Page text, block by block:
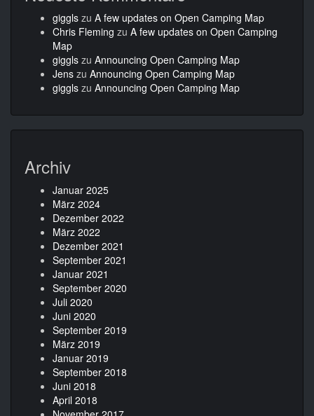
giggls zu A few updates on Open Camping Map
Chris Fleming zu A few updates on Open Camping
Map
giggls zu Announcing Open Camping Map
Jens zu Announcing Open Camping Map
giggls zu Announcing Open Camping Map
Archiv
Januar 2025
März 2024
Dezember 2022
März 2022
Dezember 2021
September 2021
Januar 2021
September 2020
Juli 2020
Juni 2020
September 2019
März 2019
Januar 2019
September 2018
Juni 2018
April 2018